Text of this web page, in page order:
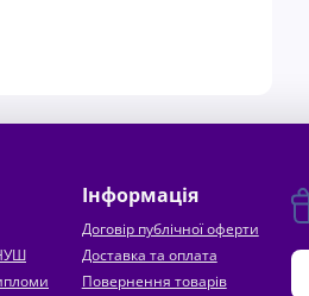
Інформація
Договір публічної оферти
Доставка та оплата
Повернення товарів